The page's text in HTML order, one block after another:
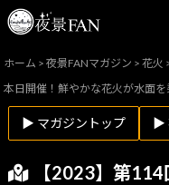
ホーム >夜景FANマガジン >花火
本日開催！鮮やかな花火が水面を
▶ マガジントップ ▶
【2023】第